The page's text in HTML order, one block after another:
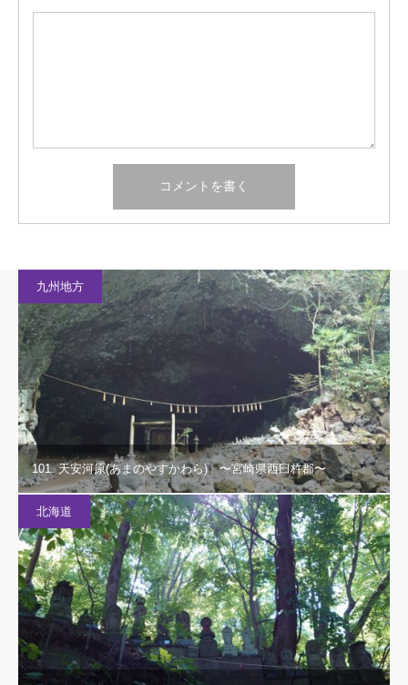
九州地方
101. 天安河原(あまのやすかわら) 〜宮崎県西臼杵郡〜
北海道